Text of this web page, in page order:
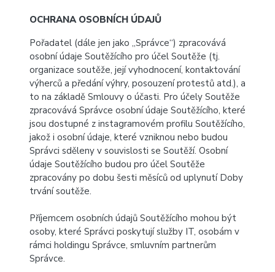
OCHRANA OSOBNÍCH ÚDAJŮ
Pořadatel (dále jen jako „Správce“) zpracovává
osobní údaje Soutěžícího pro účel Soutěže (tj.
organizace soutěže, její vyhodnocení, kontaktování
výherců a předání výhry, posouzení protestů atd.), a
to na základě Smlouvy o účasti. Pro účely Soutěže
zpracovává Správce osobní údaje Soutěžícího, které
jsou dostupné z instagramovém profilu Soutěžícího,
jakož i osobní údaje, které vzniknou nebo budou
Správci sděleny v souvislosti se Soutěží. Osobní
údaje Soutěžícího budou pro účel Soutěže
zpracovány po dobu šesti měsíců od uplynutí Doby
trvání soutěže.
Příjemcem osobních údajů Soutěžícího mohou být
osoby, které Správci poskytují služby IT, osobám v
rámci holdingu Správce, smluvním partnerům
Správce.